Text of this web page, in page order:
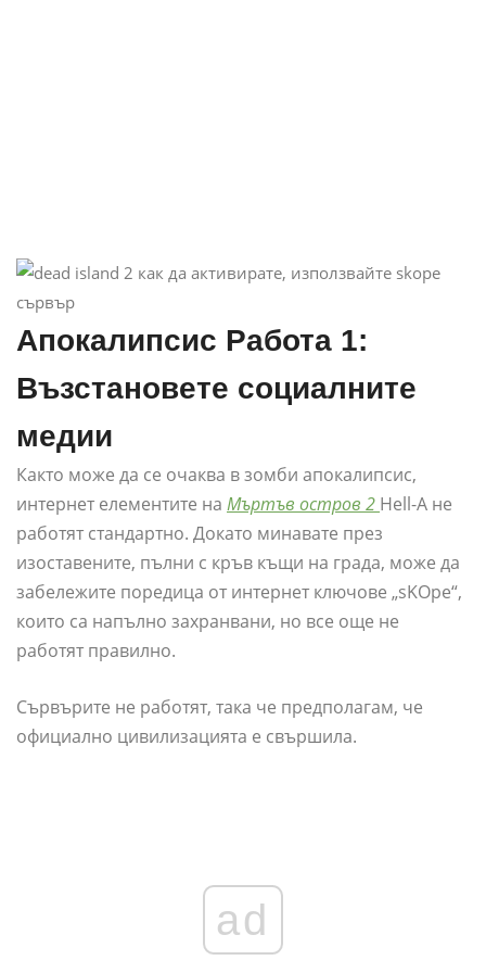
Апокалипсис Работа 1:
Възстановете социалните
медии
Както може да се очаква в зомби апокалипсис,
интернет елементите на Мъртъв остров 2 Hell-A не
работят стандартно. Докато минавате през
изоставените, пълни с кръв къщи на града, може да
забележите поредица от интернет ключове „sKOpe“,
които са напълно захранвани, но все още не
работят правилно.
Сървърите не работят, така че предполагам, че
официално цивилизацията е свършила.
ad